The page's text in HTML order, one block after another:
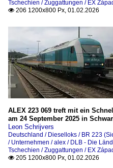
Plzeň hlavní nádraží
Dieselloks
BR 744.5 , ex T
Retrolok s.r.o. (Praha)
_Spezifikationen von
Tschechien / Zuggattungen / EX
 206 1200x800 Px, 01.02.2026
ALEX 223 069 treft mit ein
am 24 September 2025 in
Leon Schrijvers
Deutschland / Dieselloks / BR 223
/ Unternehmen / alex / DLB - Die
Tschechien / Zuggattungen / EX
 205 1200x800 Px, 01.02.2026